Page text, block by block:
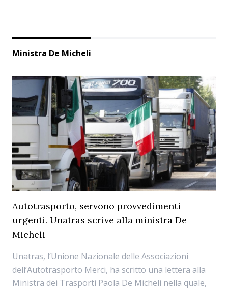
Ministra De Micheli
Autotrasporto, servono provvedimenti
urgenti. Unatras scrive alla ministra De
Micheli
Unatras, l’Unione Nazionale delle Associazioni
dell’Autotrasporto Merci, ha scritto una lettera alla
Ministra dei Trasporti Paola De Micheli nella quale,